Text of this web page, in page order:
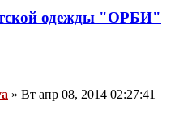
одежды "ОРБИ"
» Вт апр 08, 2014 02:27:41